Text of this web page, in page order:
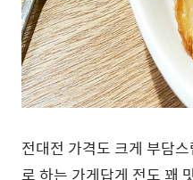
전대전 가격도 크게 부담
로 하는 가게답게 전도 꽤